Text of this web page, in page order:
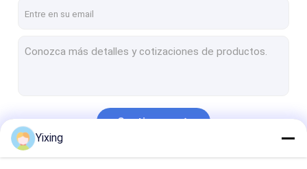
Viaje de la fábrica
Continuar
Yixing